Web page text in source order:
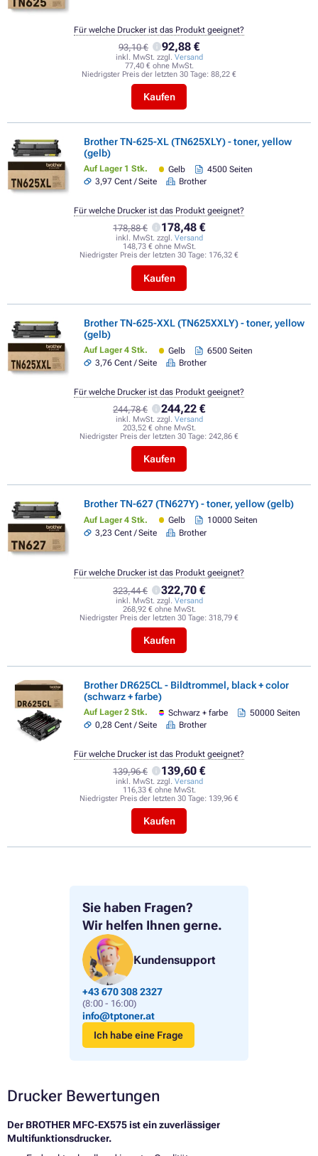
Sie haben Fragen?
Wir helfen Ihnen gerne.
Kundensupport
+43 670 308 2327
(8:00 - 16:00)
info@tptoner.at
Ich habe eine Frage
93,10 € 92,88 €
inkl. MwSt. zzgl. Versand
77,40 € ohne MwSt.
Niedrigster Preis der letzten 30 Tage: 88,22 €
Kaufen
Für welche Drucker ist das Produkt geeignet?
Brother TN-625-XL (TN625XLY) - toner, yellow
(gelb)
Auf Lager 1 Stk. Gelb
4500 Seiten
3,97 Cent / Seite
Brother
178,88 € 178,48 €
inkl. MwSt. zzgl. Versand
148,73 € ohne MwSt.
Niedrigster Preis der letzten 30 Tage: 176,32 €
Kaufen
Für welche Drucker ist das Produkt geeignet?
Brother TN-625-XXL (TN625XXLY) - toner, yellow
(gelb)
Auf Lager 4 Stk. Gelb
6500 Seiten
3,76 Cent / Seite
Brother
244,78 € 244,22 €
inkl. MwSt. zzgl. Versand
203,52 € ohne MwSt.
Niedrigster Preis der letzten 30 Tage: 242,86 €
Kaufen
Für welche Drucker ist das Produkt geeignet?
Brother TN-627 (TN627Y) - toner, yellow (gelb)
Auf Lager 4 Stk. Gelb
10000 Seiten
3,23 Cent / Seite
Brother
323,44 € 322,70 €
inkl. MwSt. zzgl. Versand
268,92 € ohne MwSt.
Niedrigster Preis der letzten 30 Tage: 318,79 €
Kaufen
Für welche Drucker ist das Produkt geeignet?
Brother DR625CL - Bildtrommel, black + color
(schwarz + farbe)
Auf Lager 2 Stk. Schwarz + farbe
50000 Seiten
0,28 Cent / Seite
Brother
139,96 € 139,60 €
inkl. MwSt. zzgl. Versand
116,33 € ohne MwSt.
Niedrigster Preis der letzten 30 Tage: 139,96 €
Kaufen
Für welche Drucker ist das Produkt geeignet?
Drucker Bewertungen
Der BROTHER MFC-EX575 ist ein zuverlässiger
Multifunktionsdrucker.